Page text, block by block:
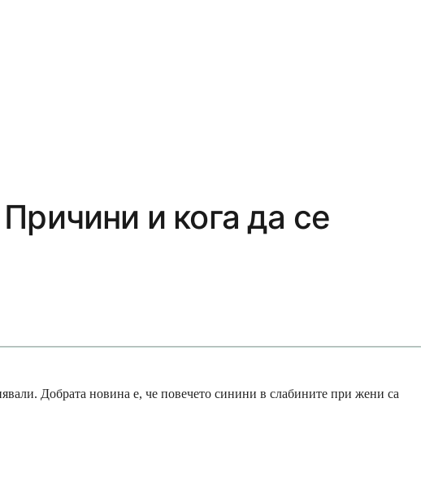
и кога да се
Добрата новина е, че повечето синини в слабините при жени са